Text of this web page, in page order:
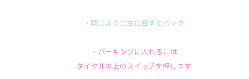
・同じように左に回すとバック
・パーキングに入れるには
ダイヤルの上のスイッチを押します